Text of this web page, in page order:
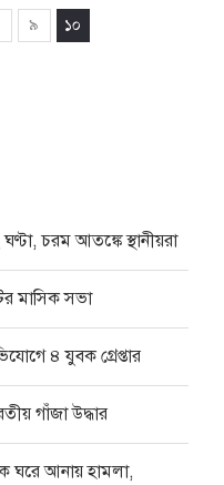
৯ ১০
চরম আতঙ্কে স্থানীয়রা
মাসিক সভা
৪ যুবক গ্রেপ্তার
গাঁজা উদ্ধার
ঘরে আনায় হামলা,